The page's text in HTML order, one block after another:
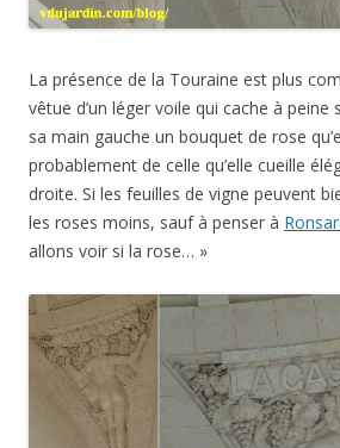
La présence de la Touraine est plus
vêtue d’un léger voile qui cache à
sa main gauche un bouquet de rose
probablement de celle qu’elle cueille
droite. Si les feuilles de vigne peuvent
les roses moins, sauf à penser à
allons voir si la rose… »